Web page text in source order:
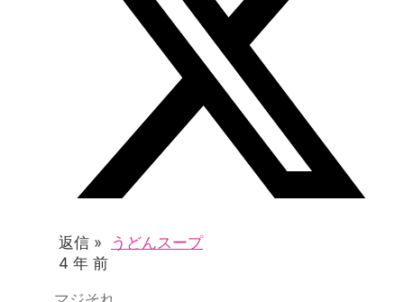
返信 »
うどんスープ
4 年 前